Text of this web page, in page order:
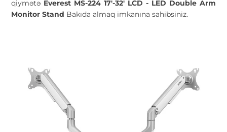
qiymətə Everest MS-224 17'-32' LCD - LED Double Arm
Monitor Stand Bakıda almaq imkanına sahibsiniz.